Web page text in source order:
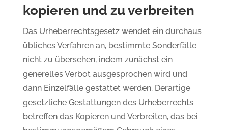
kopieren und zu verbreiten
Das Urheberrechtsgesetz wendet ein durchaus
übliches Verfahren an, bestimmte Sonderfälle
nicht zu übersehen, indem zunächst ein
generelles Verbot ausgesprochen wird und
dann Einzelfälle gestattet werden. Derartige
gesetzliche Gestattungen des Urheberrechts
betreffen das Kopieren und Verbreiten, das bei